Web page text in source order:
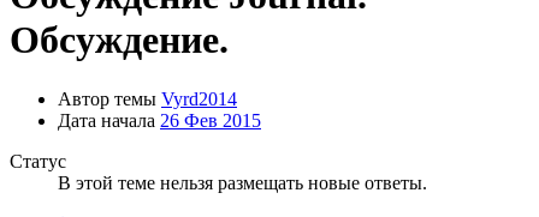
Обсуждение.
Автор темы Vyrd2014
Дата начала 26 Фев 2015
Статус
В этой теме нельзя размещать новые ответы.